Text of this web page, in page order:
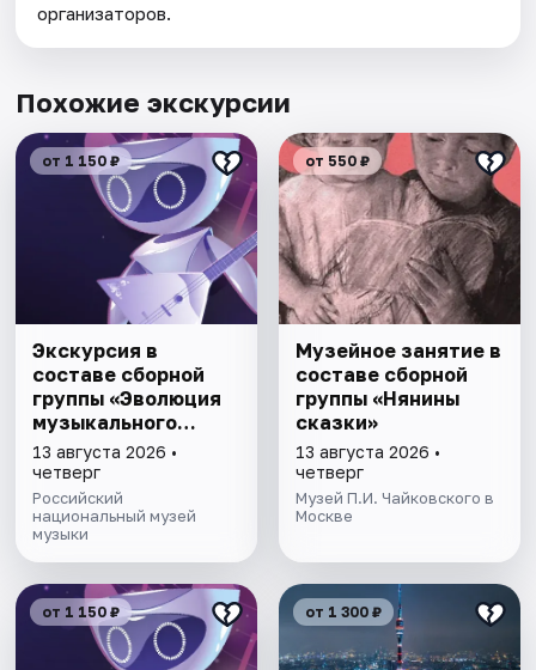
организаторов.
Похожие экскурсии
от 1 150 ₽
Экскурсия в
составе сборной
группы «Эволюция
музыкального
талантa»
13 августа 2026 •
четверг
Российский
национальный музей
музыки
от 550 ₽
Музейное занятие в
составе сборной
группы «Нянины
cкaзки»
13 августа 2026 •
четверг
Музей П.И. Чайковского в
Москве
от 1 150 ₽ от 1 300 ₽